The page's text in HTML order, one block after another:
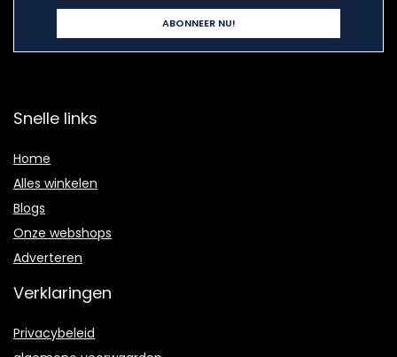
Snelle links
Home
Alles winkelen
Blogs
Onze webshops
Adverteren
Verklaringen
Privacybeleid